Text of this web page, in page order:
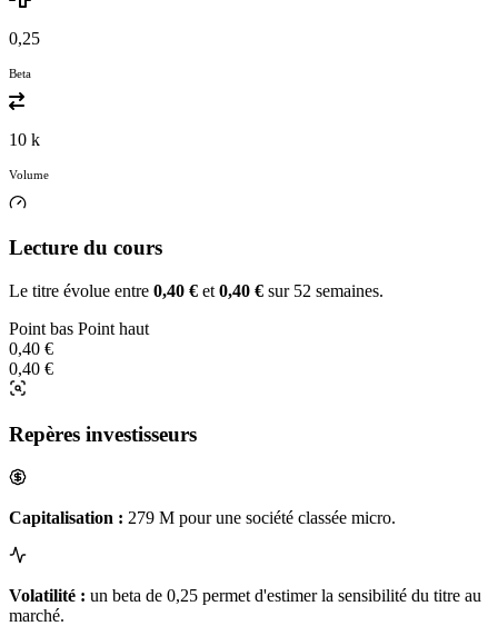
0,25
Beta
10 k
Volume
Lecture du cours
Le titre évolue entre 0,40 € et 0,40 € sur 52 semaines.
Point bas Point haut
0,40 €
0,40 €
Repères investisseurs
Capitalisation : 279 M pour une société classée micro.
Volatilité : un beta de 0,25 permet d'estimer la sensibilité du titre au
marché.